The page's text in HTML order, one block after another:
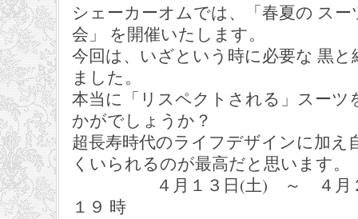
シェーカーオムでは、「春夏の ス
会」 を開催いたします。
今回は、いざという時に必要な 黒
ました。
本当に「リスペクトされる」スーツ
かがでしょうか？
超長寿時代のライフデザインに加え
くいられるのが最高だと思います。
４月１３日(土) ～ ４月２
１９ 時